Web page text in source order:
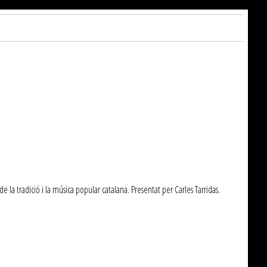
la tradició i la música popular catalana. Presentat per Carles Tarridas.